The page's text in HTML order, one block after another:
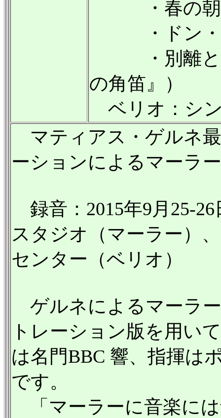
・春の朝
・ドン・
・別離と忌
の角笛』）
ベリオ：シ
マティアス・ゲルネ
ーションによるマーラ
録音：2015年9月25-
スタジオ（マーラー）
センター（ベリオ）
ゲルネによるマーラ
トレーション版を用い
は名門BBC 響、指揮は
です。
「マーラーに音楽に